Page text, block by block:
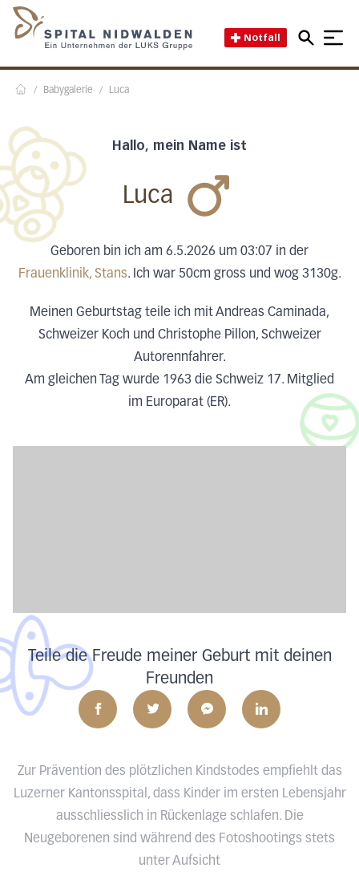
Notfall
/ Babygalerie / Luca
Hallo, mein Name ist
Luca
Geboren bin ich am 6.5.2026 um 03:07 in der
Frauenklinik, Stans. Ich war 50cm gross und wog 3130g.
Meinen Geburtstag teile ich mit Andreas Caminada,
Schweizer Koch und Christophe Pillon, Schweizer
Autorennfahrer.
Am gleichen Tag wurde 1963 die Schweiz 17. Mitglied
im Europarat (ER).
Teile die Freude meiner Geburt mit deinen
Freunden
Zur Prävention des plötzlichen Kindstodes empfiehlt das
Luzerner Kantonsspital, dass Kinder im ersten Lebensjahr
ausschliesslich in Rückenlage schlafen. Die
Neugeborenen sind während des Fotoshootings stets
unter Aufsicht